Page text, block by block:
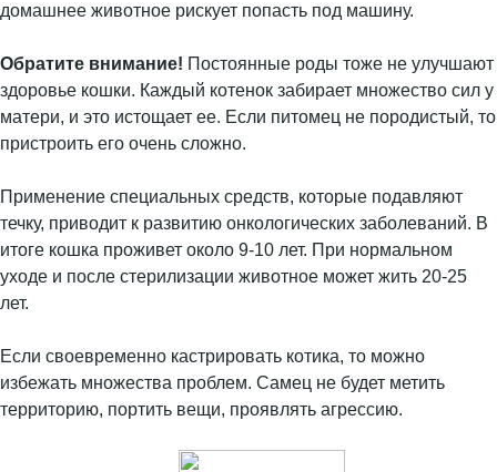
домашнее животное рискует попасть под машину.
Обратите внимание! Постоянные роды тоже не улучшают
здоровье кошки. Каждый котенок забирает множество сил у
матери, и это истощает ее. Если питомец не породистый, то
пристроить его очень сложно.
Применение специальных средств, которые подавляют
течку, приводит к развитию онкологических заболеваний. В
итоге кошка проживет около 9-10 лет. При нормальном
уходе и после стерилизации животное может жить 20-25
лет.
Если своевременно кастрировать котика, то можно
избежать множества проблем. Самец не будет метить
территорию, портить вещи, проявлять агрессию.